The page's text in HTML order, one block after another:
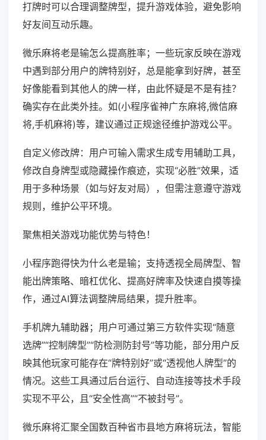
打牌时可以合理调整牌型，提升游戏体验，避免影响
好友间互动乐趣。
微乐麻将老是输怎么提高胜率；一些玩家反映在游戏
中遇到部分用户的牌特别好，总是能拿到好牌，甚至
好像能看到其他人的牌一样，由此怀疑是不是有挂？
确实存在此类外挂。如(小程序雀神广东麻将,微信麻
将,手机麻将)等，建议通过正规途径维护游戏公平。
自定义修改牌：用户可输入需求生成专用辅助工具，
修改自身牌型或隐藏操作痕迹，实现“必胜”效果，适
用于多种场景（如与好友对局），但需注意遵守游戏
规则，维护公平环境。
聚焦相关游戏功能优势与特色！
小程序跑得快为什么老是输；支持透视全局牌型、智
能出牌策略、暗杠优化、提高好牌率及快速自摸等操
作，通过AI算法调整牌局结果，提升胜率。
手机牌九辅助器；用户可通过第三方软件实现“随意
选牌”“控制牌型”“防检测防封号”等功能，部分用户反
映其他玩家可能存在“牌特别好”或“透视他人牌型”的
情况。这些工具通过后台运行、自动连接等技术手段
实现不平公，且“安全性高”“不被封号”。
微乐麻将汇聚全国数百种省市县地方麻将玩法，智能